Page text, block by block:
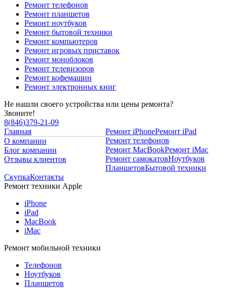
Ремонт телефонов
Ремонт планшетов
Ремонт ноутбуков
Ремонт бытовой техники
Ремонт компьютеров
Ремонт игровых приставок
Ремонт моноблоков
Ремонт телевизоров
Ремонт кофемашин
Ремонт электронных книг
Не нашли своего устройства или цены ремонта?
Звоните!
8(846)379-21-09
Главная
О компании
Блог компании
Отзывы клиентов
Ремонт iPhoneРемонт iPad
Ремонт телефонов
Ремонт MacBookРемонт iMac
Ремонт самокатовНоутбуков
ПланшетовБытовой техники
СкупкаКонтакты
Ремонт техники Apple
iPhone
iPad
MacBook
iMac
Ремонт мобильной техники
Телефонов
Ноутбуков
Планшетов